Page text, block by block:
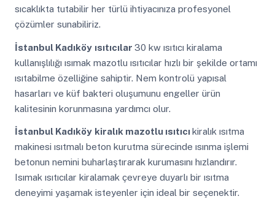
sıcaklıkta tutabilir her türlü ihtiyacınıza profesyonel
çözümler sunabiliriz.
İstanbul Kadıköy ısıtıcılar 30 kw ısıtıcı kiralama
kullanışlılığı ısımak mazotlu ısıtıcılar hızlı bir şekilde ortamı
ısıtabilme özelliğine sahiptir. Nem kontrolü yapısal
hasarları ve küf bakteri oluşumunu engeller ürün
kalitesinin korunmasına yardımcı olur.
İstanbul Kadıköy kiralık mazotlu ısıtıcıkiralık ısıtma
makinesi ısıtmalı beton kurutma sürecinde ısınma işlemi
betonun nemini buharlaştırarak kurumasını hızlandırır.
Isımak ısıtıcılar kiralamak çevreye duyarlı bir ısıtma
deneyimi yaşamak isteyenler için ideal bir seçenektir.